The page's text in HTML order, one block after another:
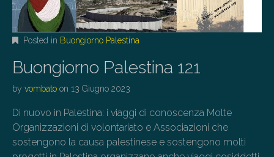
Posted in Buongiorno Palestina
Buongiorno Palestina 121
by vombato on 13 Giugno 2023
Di nuovo in Palestina: i viaggi di conoscenza Molte
Organizzazioni di volontariato e Associazioni che
sostengono la causa palestinese e sostengono molti